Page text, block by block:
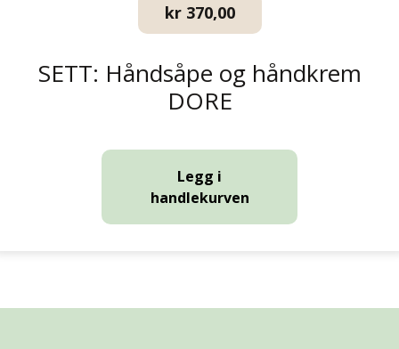
kr370,00
SETT: Håndsåpe og håndkrem
DORE
Legg i
handlekurven